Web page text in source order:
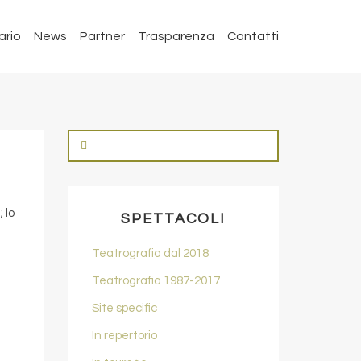
News Partner Trasparenza Contatti
lo
SPETTACOLI
Teatrografia dal 2018
Teatrografia 1987-2017
Site specific
In repertorio